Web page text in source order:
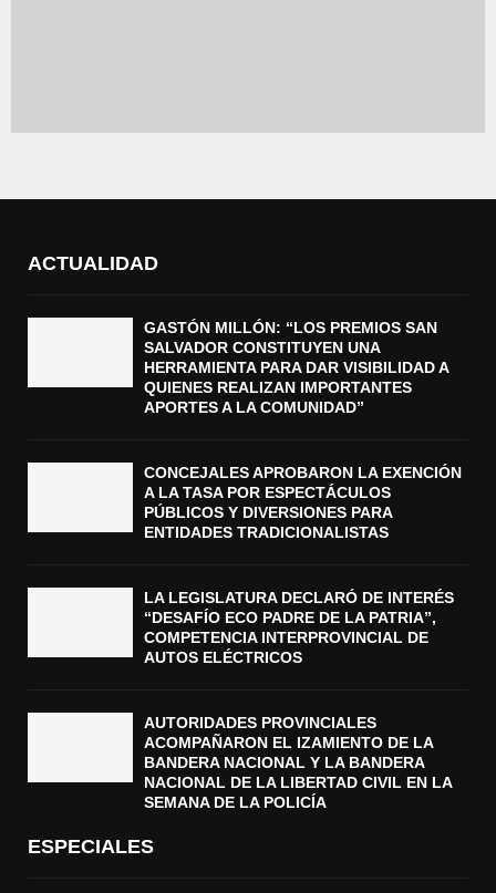
ACTUALIDAD
GASTÓN MILLÓN: “LOS PREMIOS SAN
SALVADOR CONSTITUYEN UNA
HERRAMIENTA PARA DAR VISIBILIDAD A
QUIENES REALIZAN IMPORTANTES
APORTES A LA COMUNIDAD”
CONCEJALES APROBARON LA EXENCIÓN
A LA TASA POR ESPECTÁCULOS
PÚBLICOS Y DIVERSIONES PARA
ENTIDADES TRADICIONALISTAS
LA LEGISLATURA DECLARÓ DE INTERÉS
“DESAFÍO ECO PADRE DE LA PATRIA”,
COMPETENCIA INTERPROVINCIAL DE
AUTOS ELÉCTRICOS
AUTORIDADES PROVINCIALES
ACOMPAÑARON EL IZAMIENTO DE LA
BANDERA NACIONAL Y LA BANDERA
NACIONAL DE LA LIBERTAD CIVIL EN LA
SEMANA DE LA POLICÍA
ESPECIALES